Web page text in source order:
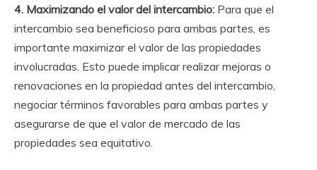
4. Maximizando el valor del intercambio: Para que el
intercambio sea beneficioso para ambas partes, es
importante maximizar el valor de las propiedades
involucradas. Esto puede implicar realizar mejoras o
renovaciones en la propiedad antes del intercambio,
negociar términos favorables para ambas partes y
asegurarse de que el valor de mercado de las
propiedades sea equitativo.